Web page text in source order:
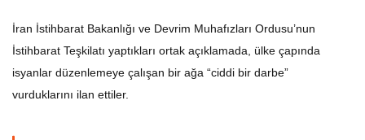
İran İstihbarat Bakanlığı ve Devrim Muhafızları Ordusu’nun
İstihbarat Teşkilatı yaptıkları ortak açıklamada, ülke çapında
isyanlar düzenlemeye çalışan bir ağa “ciddi bir darbe”
vurduklarını ilan ettiler.